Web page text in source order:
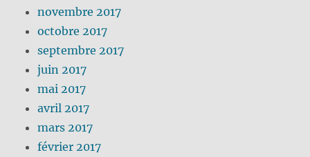
novembre 2017
octobre 2017
septembre 2017
juin 2017
mai 2017
avril 2017
mars 2017
février 2017